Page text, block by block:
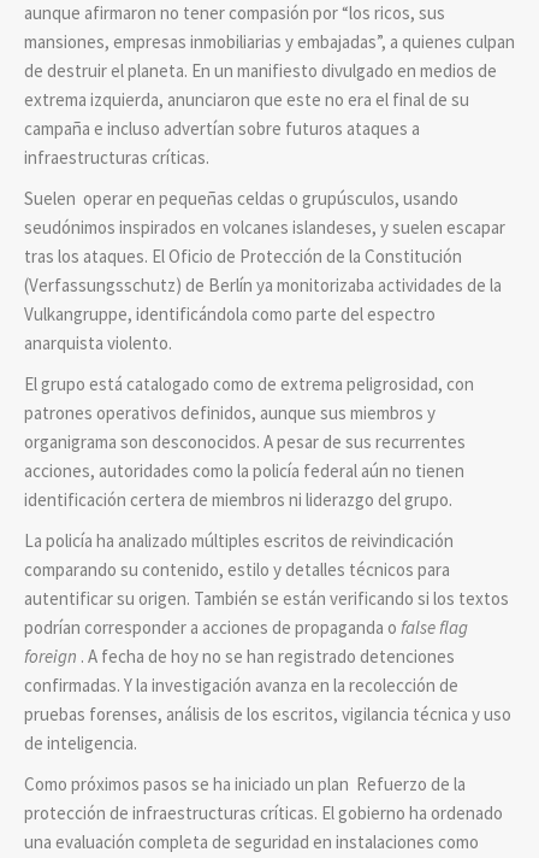
aunque afirmaron no tener compasión por “los ricos, sus
mansiones, empresas inmobiliarias y embajadas”, a quienes culpan
de destruir el planeta. En un manifiesto divulgado en medios de
extrema izquierda, anunciaron que este no era el final de su
campaña e incluso advertían sobre futuros ataques a
infraestructuras críticas.
Suelen operar en pequeñas celdas o grupúsculos, usando
seudónimos inspirados en volcanes islandeses, y suelen escapar
tras los ataques. El Oficio de Protección de la Constitución
(Verfassungsschutz) de Berlín ya monitorizaba actividades de la
Vulkangruppe, identificándola como parte del espectro
anarquista violento.
El grupo está catalogado como de extrema peligrosidad, con
patrones operativos definidos, aunque sus miembros y
organigrama son desconocidos. A pesar de sus recurrentes
acciones, autoridades como la policía federal aún no tienen
identificación certera de miembros ni liderazgo del grupo.
La policía ha analizado múltiples escritos de reivindicación
comparando su contenido, estilo y detalles técnicos para
autentificar su origen. También se están verificando si los textos
podrían corresponder a acciones de propaganda o false flag
foreign . A fecha de hoy no se han registrado detenciones
confirmadas. Y la investigación avanza en la recolección de
pruebas forenses, análisis de los escritos, vigilancia técnica y uso
de inteligencia.
Como próximos pasos se ha iniciado un plan Refuerzo de la
protección de infraestructuras críticas. El gobierno ha ordenado
una evaluación completa de seguridad en instalaciones como